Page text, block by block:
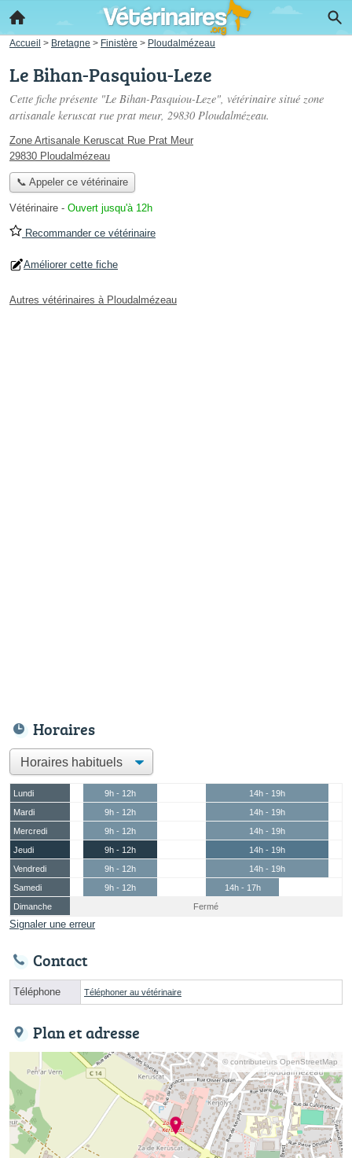
Accueil > Bretagne > Finistère > Ploudalmézeau
Le Bihan-Pasquiou-Leze
Cette fiche présente "Le Bihan-Pasquiou-Leze", vétérinaire situé zone
artisanale keruscat rue prat meur, 29830 Ploudalmézeau.
Zone Artisanale Keruscat Rue Prat Meur
29830 Ploudalmézeau
📞 Appeler ce vétérinaire
Vétérinaire - Ouvert jusqu'à 12h
Recommander ce vétérinaire
Améliorer cette fiche
Autres vétérinaires à Ploudalmézeau
Horaires
Lundi 9h - 12h
14h - 19h
Mardi
9h - 12h
14h - 19h
Mercredi
9h - 12h
14h - 19h
Jeudi
9h - 12h
14h - 19h
Vendredi
9h - 12h
14h - 19h
Samedi
9h - 12h
14h - 17h
Dimanche
Fermé
Signaler une erreur
Contact
Téléphone Téléphoner au vétérinaire
Plan et adresse
© contributeurs OpenStreetMap